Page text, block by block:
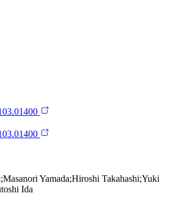
Yamada;Hiroshi Takahashi;Yuki
Ida